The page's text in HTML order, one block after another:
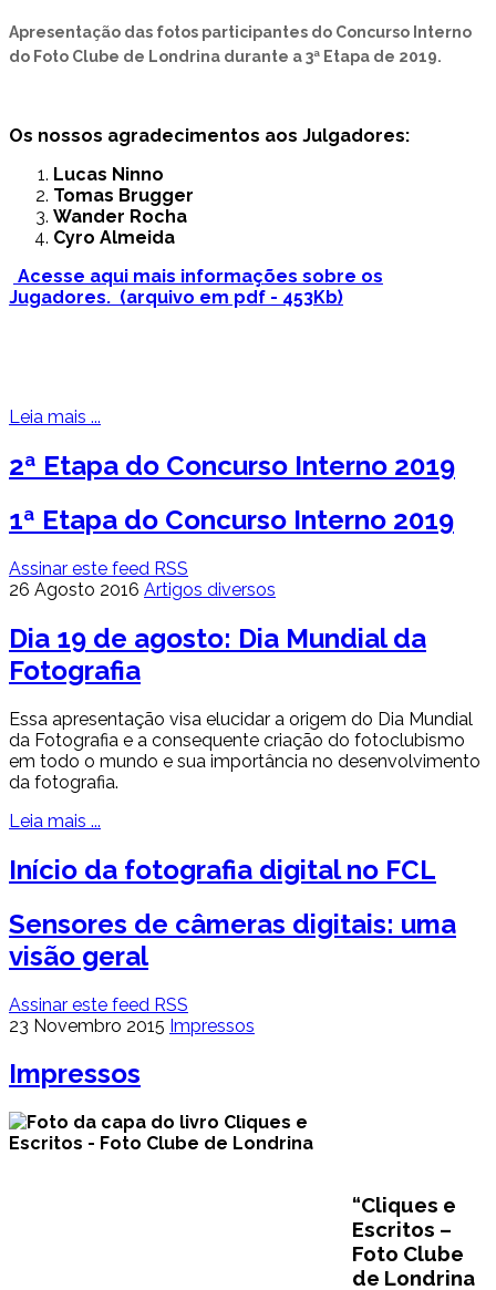
Apresentação das fotos participantes do Concurso Interno
do Foto Clube de Londrina durante a 3ª Etapa de 2019.
Os nossos agradecimentos aos Julgadores:
Lucas Ninno
Tomas Brugger
Wander Rocha
Cyro Almeida
Acesse aqui mais informações sobre os
Jugadores. (arquivo em pdf - 453Kb)
Leia mais ...
2ª Etapa do Concurso Interno 2019
1ª Etapa do Concurso Interno 2019
Assinar este feed RSS
26 Agosto 2016 Artigos diversos
Dia 19 de agosto: Dia Mundial da
Fotografia
Essa apresentação visa elucidar a origem do Dia Mundial
da Fotografia e a consequente criação do fotoclubismo
em todo o mundo e sua importância no desenvolvimento
da fotografia.
Leia mais ...
Início da fotografia digital no FCL
Sensores de câmeras digitais: uma
visão geral
Assinar este feed RSS
23 Novembro 2015 Impressos
Impressos
“Cliques e
Escritos –
Foto Clube
de Londrina